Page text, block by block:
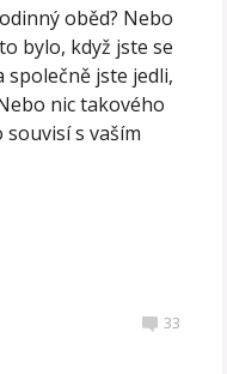
oběd? Nebo
bylo, když jste se
společně jste jedli,
nic takového
souvisí s vaším
33